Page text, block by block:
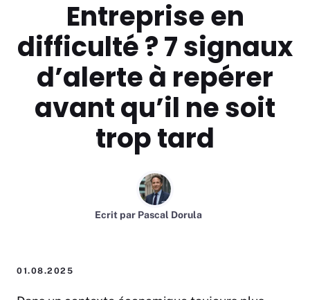
Entreprise en
difficulté ? 7 signaux
d’alerte à repérer
avant qu’il ne soit
trop tard
Ecrit par Pascal Dorula
01.08.2025